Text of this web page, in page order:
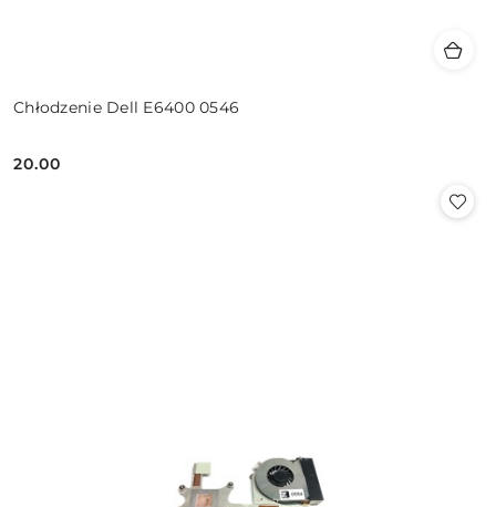
Chłodzenie Dell E6400 0546
Cena:
20.00